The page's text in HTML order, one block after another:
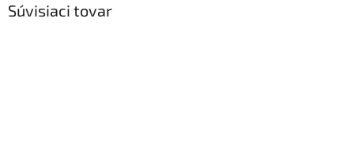
Súvisiaci tovar